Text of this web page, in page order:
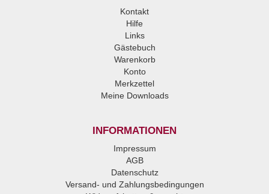
Kontakt
Hilfe
Links
Gästebuch
Warenkorb
Konto
Merkzettel
Meine Downloads
INFORMATIONEN
Impressum
AGB
Datenschutz
Versand- und Zahlungsbedingungen